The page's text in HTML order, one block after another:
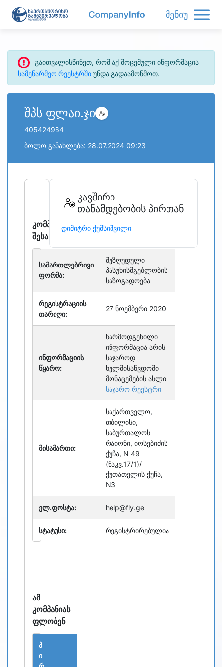
მენიუ
გაითვალისწინეთ, რომ აქ მოცემული ინფორმაცია
სამეწარმეო რეესტრში უნდა გადაამოწმოთ.
შპს ფლაი.ჯი
405424964
ბოლო განახლება: 28.07.2024 09:23
კომპანიის
შესახებ
სამართლებრივი
ფორმა:
შეზღუდული
პასუხისმგებლობის
საზოგადოება
რეგისტრაციის
თარიღი:
27 ნოემბერი 2020
ინფორმაციის
წყარო:
წარმოდგენილი
ინფორმაცია არის
საჯაროდ
ხელმისაწვდომი
მონაცემების ასლი
საჯარო რეესტრი
მისამართი:
საქართველო,
თბილისი,
საბურთალოს
რაიონი, იოსებიძის
ქუჩა, N 49
(ნაკვ.17/1)/
ქუთათელის ქუჩა,
N3
ელ.ფოსტა: help@fly.ge
სტატუსი: რეგისტრირებულია
ამ
კომპანიას
ფლობენ
პ
ი
კავშირი
თანამდებობის პირთან
დიმიტრი ქუმსიშვილი